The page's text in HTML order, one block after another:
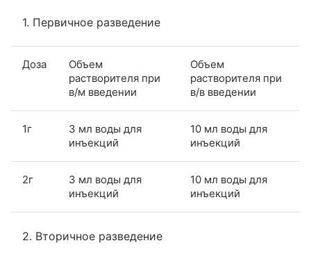
1. Первичное разведение
Доза
Объем
растворителя при
в/м введении
Объем
растворителя при
в/в введении
1г
3 мл воды для
инъекций
10 мл воды для
инъекций
2г
3 мл воды для
инъекций
10 мл воды для
инъекций
2. Вторичное разведение